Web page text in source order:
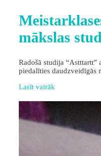
mākslas
Radošā studija
piedalīties daudzveidīgās
Lasīt vairāk